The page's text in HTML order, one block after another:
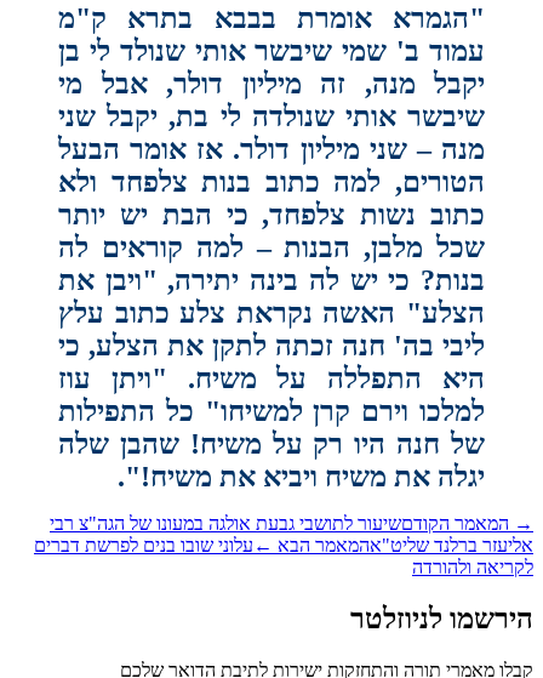
"הגמרא אומרת בבבא בתרא ק"מ
עמוד ב' שמי שיבשר אותי שנולד לי בן
יקבל מנה, זה מיליון דולר, אבל מי
שיבשר אותי שנולדה לי בת, יקבל שני
מנה – שני מיליון דולר. אז אומר הבעל
הטורים, למה כתוב בנות צלפחד ולא
כתוב נשות צלפחד, כי הבת יש יותר
שכל מלבן, הבנות – למה קוראים לה
בנות? כי יש לה בינה יתירה, "ויבן את
הצלע" האשה נקראת צלע כתוב עלץ
ליבי בה' חנה זכתה לתקן את הצלע, כי
היא התפללה על משיח. "ויתן עוז
למלכו וירם קרן למשיחו" כל התפילות
של חנה היו רק על משיח! שהבן שלה
יגלה את משיח ויביא את משיח!"‏.
המאמר הקודםשיעור לתושבי גבעת אולגה במעונו של הגה"צ רבי
ברלנד שליט"אהמאמר הבא ← עלוני שובו בנים לפרשת דברים
ולהורדה
לניוזלטר
מאמרי תורה והתחזקות ישירות לתיבת הדואר שלכם